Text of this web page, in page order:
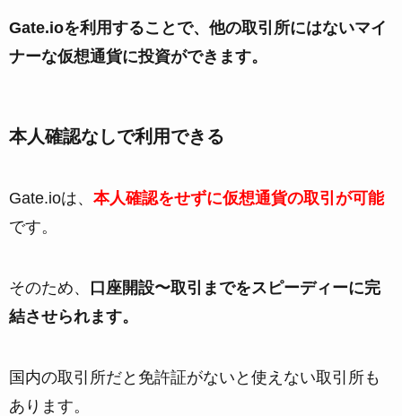
Gate.ioを利用することで、他の取引所にはないマイ
ナーな仮想通貨に投資ができます。
本人確認なしで利用できる
Gate.ioは、 本人確認をせずに仮想通貨の取引が可能
です。
そのため、 口座開設〜取引までをスピーディーに完
結させられます。
国内の取引所だと免許証がないと使えない取引所も
あります。